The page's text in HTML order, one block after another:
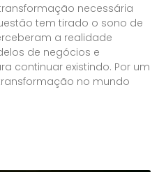
necessária
tem tirado o sono de
a realidade
de negócios e
continuar existindo. Por um
no mundo